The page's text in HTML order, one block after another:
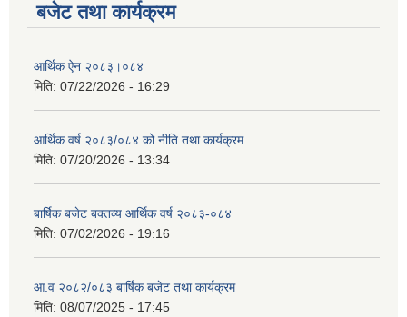
बजेट तथा कार्यक्रम
आर्थिक ऐन २०८३।०८४
मिति: 07/22/2026 - 16:29
आर्थिक वर्ष २०८३/०८४ को नीति तथा कार्यक्रम
मिति: 07/20/2026 - 13:34
बार्षिक बजेट बक्तव्य आर्थिक वर्ष २०८३-०८४
मिति: 07/02/2026 - 19:16
आ.व २०८२/०८३ बार्षिक बजेट तथा कार्यक्रम
मिति: 08/07/2025 - 17:45